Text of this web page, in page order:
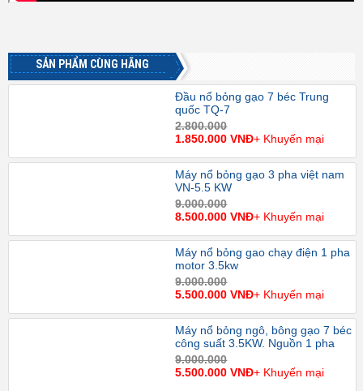
SẢN PHẨM CÙNG HÃNG
Đầu nổ bỏng gạo 7 béc Trung
quốc TQ-7
2.800.000
1.850.000 VNĐ+ Khuyến mại
Máy nổ bỏng gạo 3 pha việt nam
VN-5.5 KW
9.000.000
8.500.000 VNĐ+ Khuyến mại
Máy nổ bỏng gao chạy điện 1 pha
motor 3.5kw
9.000.000
5.500.000 VNĐ+ Khuyến mại
Máy nổ bỏng ngô, bông gạo 7 béc
công suất 3.5KW. Nguồn 1 pha
9.000.000
5.500.000 VNĐ+ Khuyến mại